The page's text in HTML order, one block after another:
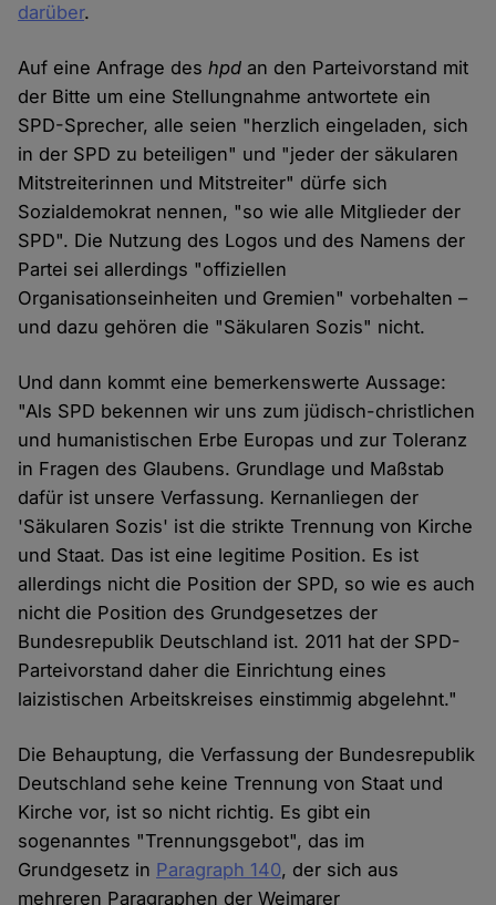
darüber.
Auf eine Anfrage deshpd an den Parteivorstand mit
der Bitte um eine Stellungnahme antwortete ein
SPD-Sprecher, alle seien "herzlich eingeladen, sich
in der SPD zu beteiligen" und "jeder der säkularen
Mitstreiterinnen und Mitstreiter" dürfe sich
Sozialdemokrat nennen, "so wie alle Mitglieder der
SPD". Die Nutzung des Logos und des Namens der
Partei sei allerdings "offiziellen
Organisationseinheiten und Gremien" vorbehalten –
und dazu gehören die "Säkularen Sozis" nicht.
Und dann kommt eine bemerkenswerte Aussage:
"Als SPD bekennen wir uns zum jüdisch-christlichen
und humanistischen Erbe Europas und zur Toleranz
in Fragen des Glaubens. Grundlage und Maßstab
dafür ist unsere Verfassung. Kernanliegen der
'Säkularen Sozis' ist die strikte Trennung von Kirche
und Staat. Das ist eine legitime Position. Es ist
allerdings nicht die Position der SPD, so wie es auch
nicht die Position des Grundgesetzes der
Bundesrepublik Deutschland ist. 2011 hat der SPD-
Parteivorstand daher die Einrichtung eines
laizistischen Arbeitskreises einstimmig abgelehnt."
Die Behauptung, die Verfassung der Bundesrepublik
Deutschland sehe keine Trennung von Staat und
Kirche vor, ist so nicht richtig. Es gibt ein
sogenanntes "Trennungsgebot", das im
Grundgesetz in Paragraph 140, der sich aus
mehreren Paragraphen der Weimarer